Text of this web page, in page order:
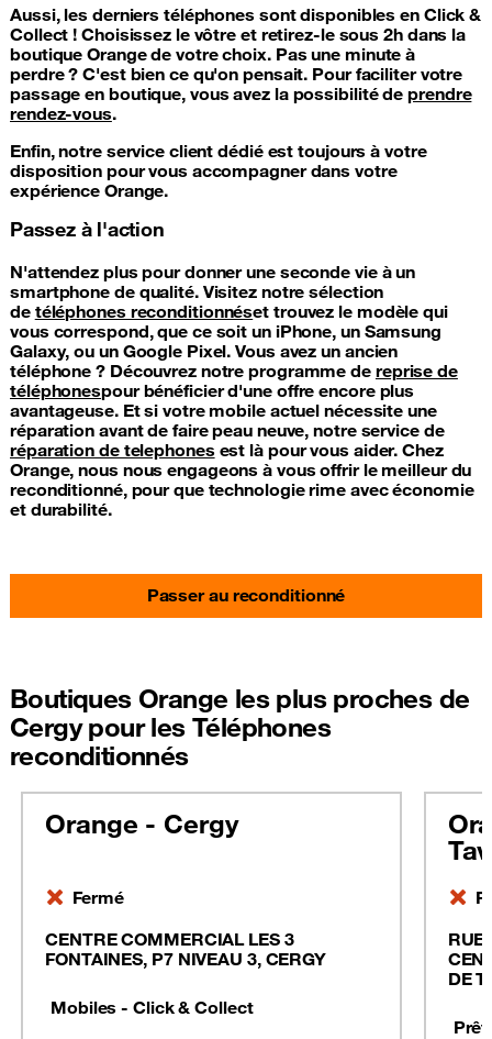
Aussi, les derniers téléphones sont disponibles en Click &
Collect ! Choisissez le vôtre et retirez-le sous 2h dans la
boutique Orange de votre choix. Pas une minute à
perdre ? C'est bien ce qu'on pensait. Pour faciliter votre
passage en boutique, vous avez la possibilité deprendre
rendez-vous.
Enfin, notre service client dédié est toujours à votre
disposition pour vous accompagner dans votre
expérience Orange.
Passez à l'action
N'attendez plus pour donner une seconde vie à un
smartphone de qualité. Visitez notre sélection
de téléphones reconditionnéset trouvez le modèle qui
vous correspond, que ce soit un iPhone, un Samsung
Galaxy, ou un Google Pixel. Vous avez un ancien
téléphone ? Découvrez notre programme de reprise de
téléphonespour bénéficier d'une offre encore plus
avantageuse. Et si votre mobile actuel nécessite une
réparation avant de faire peau neuve, notre service de
réparation de telephones est là pour vous aider. Chez
Orange, nous nous engageons à vous offrir le meilleur du
reconditionné, pour que technologie rime avec économie
et durabilité.
Passer au reconditionné
Boutiques Orange les plus proches de
Cergy pour les Téléphones
reconditionnés
Orange - Cergy
Fermé
CENTRE COMMERCIAL LES 3
FONTAINES, P7 NIVEAU 3, CERGY
Mobiles - Click & Collect
RUE
DE